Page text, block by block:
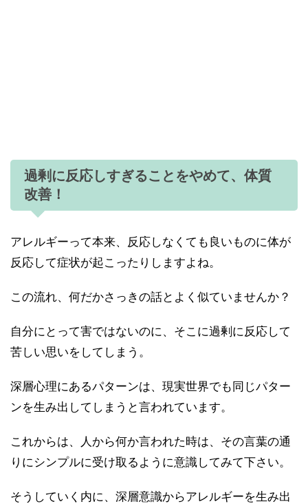
過剰に反応しすぎることをやめて、体質
改善！
アレルギーって本来、反応しなくても良いものに体が
反応して症状が起こったりしますよね。
この流れ、何だかさっきの話とよく似ていませんか？
自分にとって害ではないのに、そこに過剰に反応して
苦しい思いをしてしまう。
深層心理にあるパターンは、現実世界でも同じパター
ンを生み出してしまうと言われています。
これからは、人から何か言われた時は、その言葉の通
りにシンプルに受け取るように意識してみて下さい。
そうしていく内に、深層意識からアレルギーを生み出